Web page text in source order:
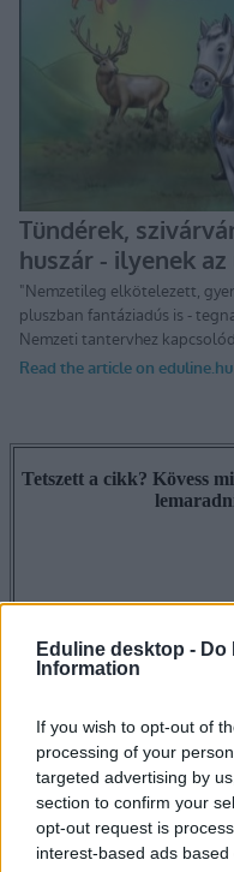
Eduline desktop - Do
Information
If you wish to opt-out of
processing of your
targeted advertising by
section to confirm your
opt-out request is
interest-based ads
Tetszett a cikk? Kövess